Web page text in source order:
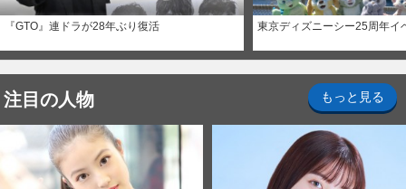
『GTO』連ドラが28年ぶり復活 東京ディズニーシー25周年イ
注目の人物 もっと見る